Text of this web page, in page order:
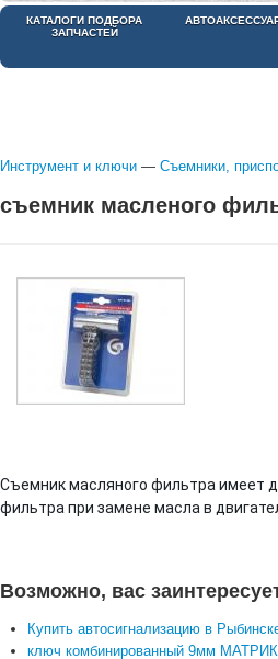
КАТАЛОГИ ПОДБОРА
ЗАПЧАСТЕЙ
Инструмент и ключи — Съемники,
съемник масленого
Съемник масляного фильтра имеет
фильтра при замене масла в
Возможно, вас
Купить автосигнализацию в
ключ комбинированный 9мм